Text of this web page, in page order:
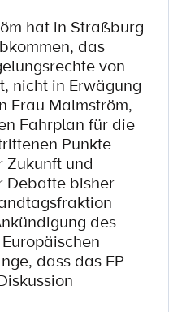
hat in Straßburg
das
von
nicht in Erwägung
Frau Malmström,
Fahrplan für die
Punkte
Zukunft und
Debatte bisher
des
dass das EP